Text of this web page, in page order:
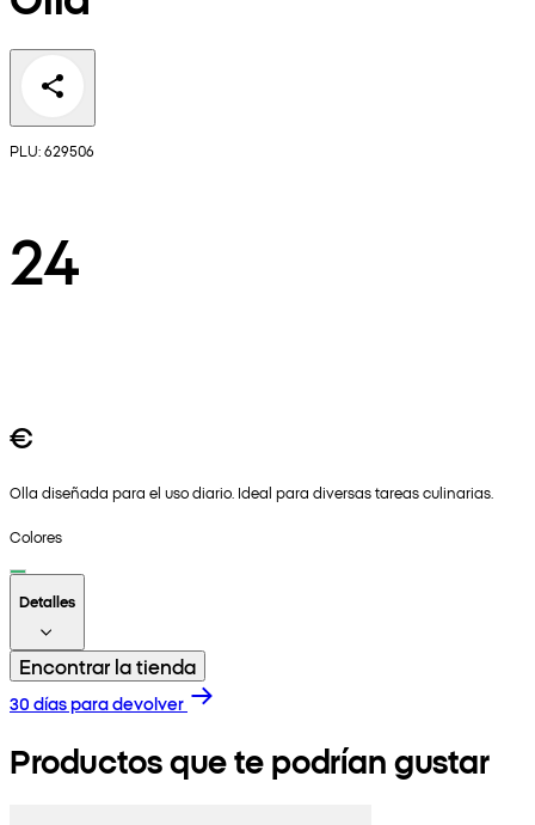
PLU: 629506
24
€
Olla diseñada para el uso diario. Ideal para diversas tareas culinarias.
Colores
Detalles
Encontrar la tienda
30 días para devolver
Productos que te podrían gustar